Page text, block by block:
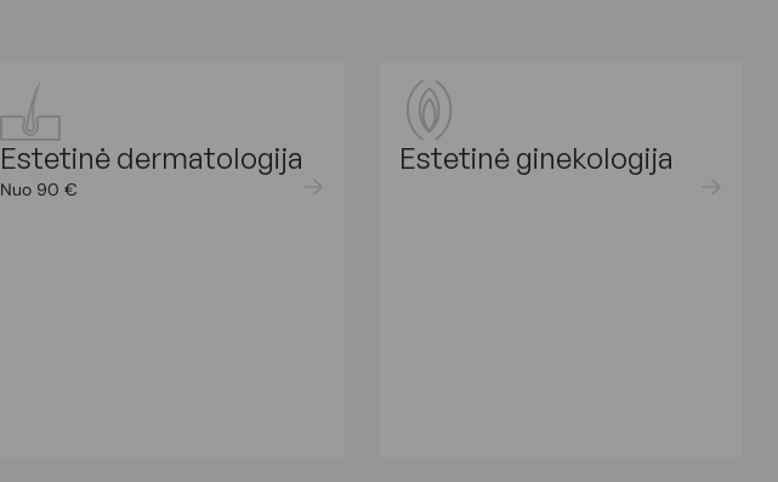
Estetinė dermatologija
Nuo 90 €
Estetinė ginekologija